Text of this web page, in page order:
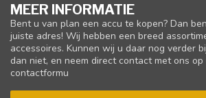
MEER INFORMATIE
Bent u van plan een accu te kopen? Dan
juiste adres! Wij hebben een breed
accessoires. Kunnen wij u daar nog verder
dan niet, en neem direct contact met ons
contactformu